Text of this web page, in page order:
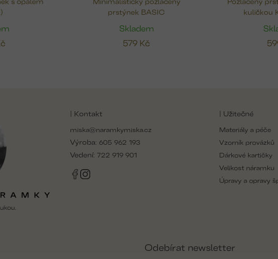
prstýnek BASIC
Skladem
579 Kč
kuličkou
| Kontakt
miska@naramkymiska.cz
Výroba: 605 962 193
Vedení: 722 919 901
| Užitečné
Materiály a péče
Vzorník provázků
Dárkové kartičky
Velikost náramku
Úpravy a opravy
Odebírat newsletter